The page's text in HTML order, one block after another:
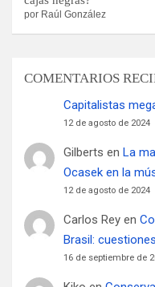
por Raúl González
COMENTARIOS
Capitalistas
12 de agosto de 2024
Gilberts en La
Ocasek en la
12 de agosto de 2024
Carlos Reyen
Brasil:
16 de septiembre de